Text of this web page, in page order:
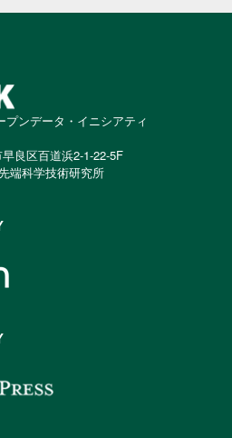
プンデータ・イニシアティ
良区百道浜2-1-22-5F
端科学技術研究所